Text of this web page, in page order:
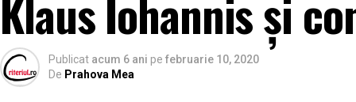
Klaus Iohannis și
Publicat acum 6 ani pe februarie 10, 2020
De Prahova Mea